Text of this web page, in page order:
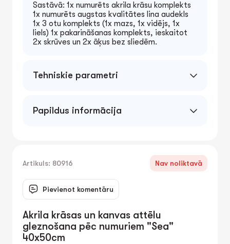
Sastāvā: 1x numurēts akrila krāsu komplekts
1x numurēts augstas kvalitātes lina audekls
1x 3 otu komplekts (1x mazs, 1x vidējs, 1x
liels) 1x pakarināšanas komplekts, ieskaitot
2x skrūves un 2x āķus bez sliedēm.
Tehniskie parametri
Papildus informācija
Artikuls: 80916 Nav noliktavā
Pievienot komentāru
Akrila krāsas un kanvas attēlu
gleznošana pēc numuriem "Sea"
40x50cm